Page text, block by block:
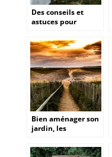
Des conseils et
astuces pour
affuteuse de chaine
à tronçonneuse
Bien aménager son
jardin, les
à prendre en